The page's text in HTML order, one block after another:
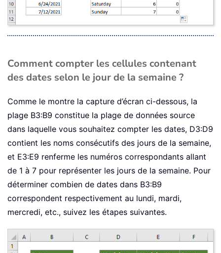
Comment compter les cellules contenant
des dates selon le jour de la semaine ?
Comme le montre la capture d’écran ci-dessous, la
plage B3:B9 constitue la plage de données source
dans laquelle vous souhaitez compter les dates, D3:D9
contient les noms consécutifs des jours de la semaine,
et E3:E9 renferme les numéros correspondants allant
de 1 à 7 pour représenter les jours de la semaine. Pour
déterminer combien de dates dans B3:B9
correspondent respectivement au lundi, mardi,
mercredi, etc., suivez les étapes suivantes.